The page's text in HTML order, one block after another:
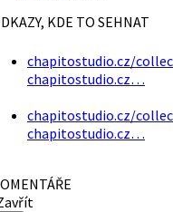
KDE TO SEHNAT
chapitostudio.cz/
chapitostudio.cz…
chapitostudio.cz/
chapitostudio.cz…